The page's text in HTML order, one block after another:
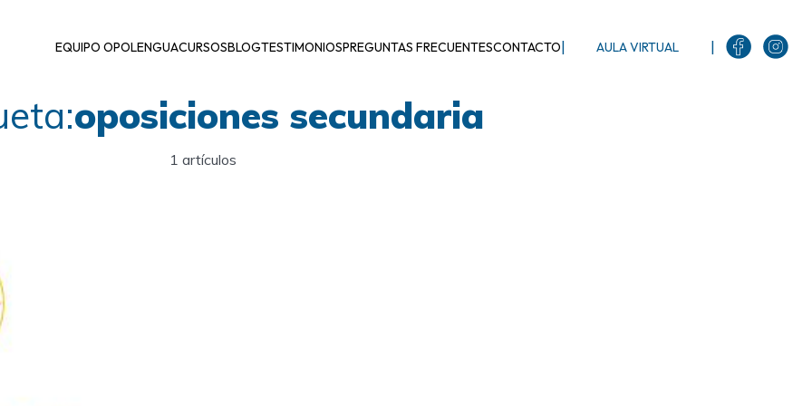
EQUIPO OPOLENGUACURSOSBLOGTESTIMONIOSPREGUNTAS FRECUENTESCONTACTO| AULA VIRTUAL |
oposiciones secundaria
1 artículos